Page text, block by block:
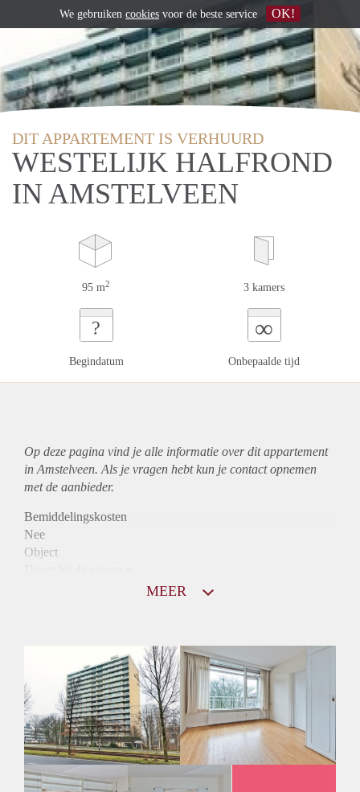
DIT APPARTEMENT IS VERHUURD
WESTELIJK HALFROND
IN AMSTELVEEN
95 m2 3 kamers
?
Begindatum
∞
Onbepaalde tijd
Op deze pagina vind je alle informatie over ditappartement
in Amstelveen. Als je vragen hebt kun je contact opnemen
met de aanbieder.
Bemiddelingskosten
Nee
Object
Niet mogelijk
Inkomen eis
3,1 X Maandhuur Bruto
Huurtermijn
Onbepaalde termijn
Oplevering
Kaal
MEER
We gebruiken cookies voor de beste service OK!